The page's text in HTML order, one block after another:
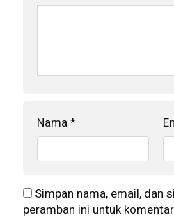
Nama *
Simpan nama, email, dan
peramban ini untuk